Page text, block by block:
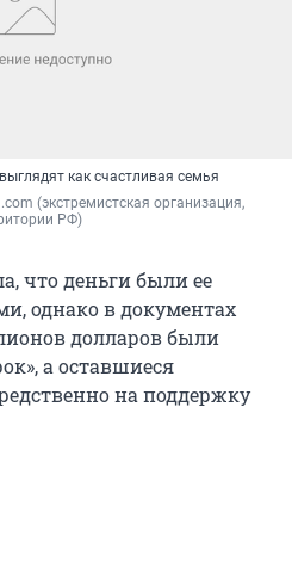
как счастливая семья
(экстремистская организация,
РФ)
что деньги были ее
однако в документах
долларов были
а оставшиеся
на поддержку